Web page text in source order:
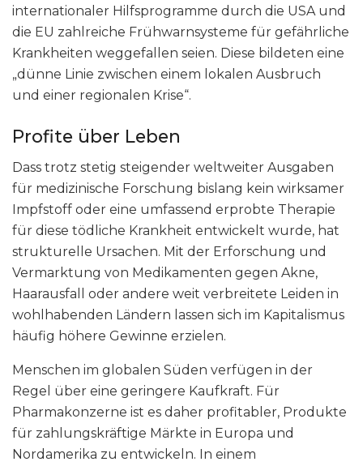
internationaler Hilfsprogramme durch die USA und
die EU zahlreiche Frühwarnsysteme für gefährliche
Krankheiten weggefallen seien. Diese bildeten eine
„dünne Linie zwischen einem lokalen Ausbruch
und einer regionalen Krise“.
Profite über Leben
Dass trotz stetig steigender weltweiter Ausgaben
für medizinische Forschung bislang kein wirksamer
Impfstoff oder eine umfassend erprobte Therapie
für diese tödliche Krankheit entwickelt wurde, hat
strukturelle Ursachen. Mit der Erforschung und
Vermarktung von Medikamenten gegen Akne,
Haarausfall oder andere weit verbreitete Leiden in
wohlhabenden Ländern lassen sich im Kapitalismus
häufig höhere Gewinne erzielen.
Menschen im globalen Süden verfügen in der
Regel über eine geringere Kaufkraft. Für
Pharmakonzerne ist es daher profitabler, Produkte
für zahlungskräftige Märkte in Europa und
Nordamerika zu entwickeln. In einem